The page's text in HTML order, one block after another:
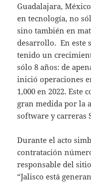
Guadalajara,
en tecnología, no
sino también en
desarrollo. En este
tenido un
sólo 8 años: de
inició operaciones
1,000 en 2022. Este
gran medida por la
software y carreras
Durante el acto
contratación
responsable del
“Jalisco está